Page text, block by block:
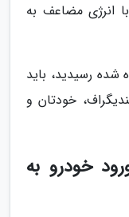
انرژی مضاعف به
شده رسیدید، باید
خودتان و
خودرو به